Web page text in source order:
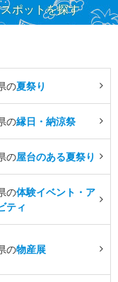
ポットを探す
の夏祭り
の縁日・納涼祭
の屋台のある夏祭り
の体験イベント・ア
ティ
の物産展